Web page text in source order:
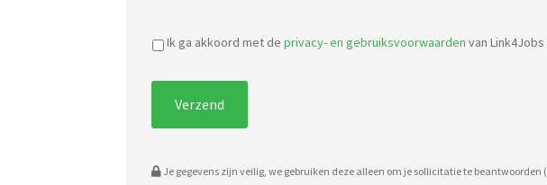
pdf,
Ik ga akkoord met de privacy- en gebruiksvoorwaarden van Link4Jobs
Je gegevens zijn veilig, we gebruiken deze alleen om je sollicitatie te beantwoorden (